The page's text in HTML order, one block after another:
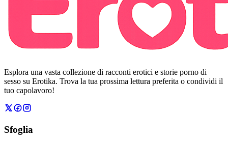
Esplora una vasta collezione di racconti erotici e storie porno di
sesso su Erotika. Trova la tua prossima lettura preferita o condividi il
tuo capolavoro!
Sfoglia